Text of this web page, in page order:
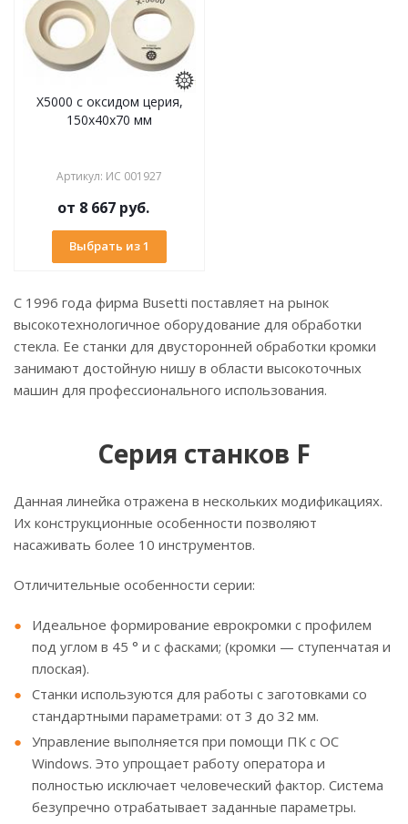
X5000 с оксидом церия,
150х40х70 мм
Артикул: ИС 001927
от 8 667 руб.
Выбрать из 1
С 1996 года фирма Busetti поставляет на рынок
высокотехнологичное оборудование для обработки
стекла. Ее станки для двусторонней обработки кромки
занимают достойную нишу в области высокоточных
машин для профессионального использования.
Серия станков F
Данная линейка отражена в нескольких модификациях.
Их конструкционные особенности позволяют
насаживать более 10 инструментов.
Отличительные особенности серии:
Идеальное формирование еврокромки с профилем
под углом в 45 ° и с фасками; (кромки — ступенчатая и
плоская).
Станки используются для работы с заготовками со
стандартными параметрами: от 3 до 32 мм.
Управление выполняется при помощи ПК с ОС
Windows. Это упрощает работу оператора и
полностью исключает человеческий фактор. Система
безупречно отрабатывает заданные параметры.